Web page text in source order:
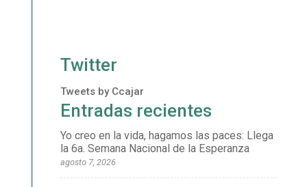
Twitter
Tweets by Ccajar
Entradas recientes
Yo creo en la vida, hagamos las paces: Llega
la 6a. Semana Nacional de la Esperanza
agosto 7, 2026